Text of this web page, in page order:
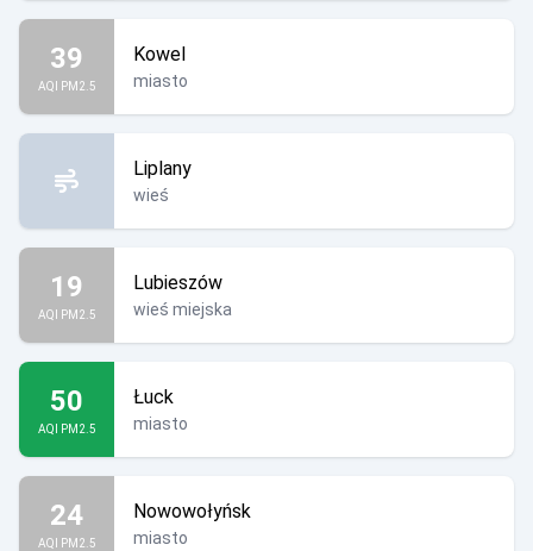
39
AQI PM2.5
Kowel
miasto
Liplany
wieś
19
AQI PM2.5
Lubieszów
wieś miejska
50
AQI PM2.5
Łuck
miasto
24
AQI PM2.5
Nowowołyńsk
miasto